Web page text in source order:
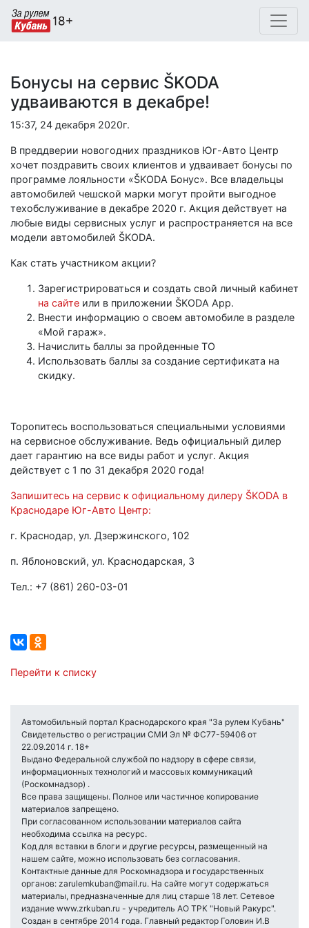
Бонусы на сервис ŠKODA
удваиваются в декабре!
15:37, 24 декабря 2020г.
В преддверии новогодних праздников Юг-Авто Центр
хочет поздравить своих клиентов и удваивает бонусы по
программе лояльности «ŠKODA Бонус». Все владельцы
автомобилей чешской марки могут пройти выгодное
техобслуживание в декабре 2020 г. Акция действует на
любые виды сервисных услуг и распространяется на все
модели автомобилей ŠKODA.
Как стать участником акции?
Зарегистрироваться и создать свой личный кабинет
на сайте или в приложении ŠKODA App.
Внести информацию о своем автомобиле в разделе
«Мой гараж».
Начислить баллы за пройденные ТО
Использовать баллы за создание сертификата на
скидку.
Торопитесь воспользоваться специальными условиями
на сервисное обслуживание. Ведь официальный дилер
дает гарантию на все виды работ и услуг. Акция
действует с 1 по 31 декабря 2020 года!
Запишитесь на сервис к официальному дилеру ŠKODA в
Краснодаре Юг-Авто Центр:
г. Краснодар, ул. Дзержинского, 102
п. Яблоновский, ул. Краснодарская, 3
Тел.: +7 (861) 260-03-01
Перейти к списку
Автомобильный портал Краснодарского края "За рулем Кубань"
Свидетельство о регистрации СМИ Эл № ФС77-59406 от
22.09.2014 г. 18+
Выдано Федеральной службой по надзору в сфере связи,
информационных технологий и массовых коммуникаций
(Роскомнадзор) .
Все права защищены. Полное или частичное копирование
материалов запрещено.
При согласованном использовании материалов сайта
необходима ссылка на ресурс.
Код для вставки в блоги и другие ресурсы, размещенный на
нашем сайте, можно использовать без согласования.
Контактные данные для Роскомнадзора и государственных
органов: zarulemkuban@mail.ru. На сайте могут содержаться
материалы, предназначенные для лиц старше 18 лет. Сетевое
издание www.zrkuban.ru - учредитель АО ТРК "Новый Ракурс".
Создан в сентябре 2014 года. Главный редактор Головин И.В